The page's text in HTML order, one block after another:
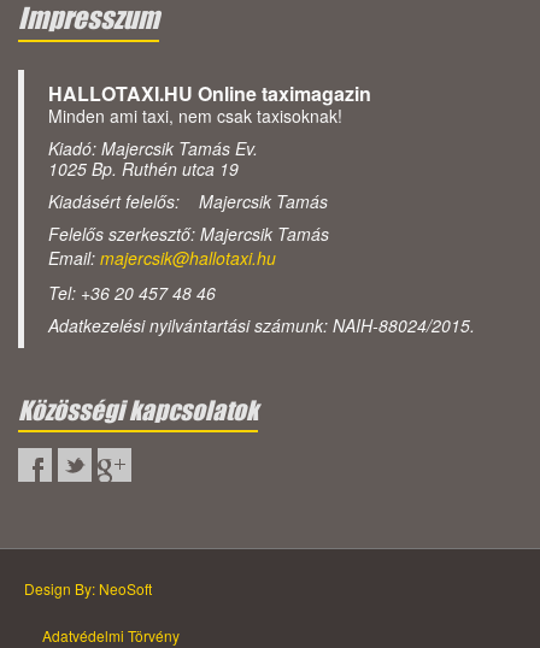
Impresszum
HALLOTAXI.HU Online taximagazin
Minden ami taxi, nem csak taxisoknak!
Kiadó: Majercsik Tamás Ev.
1025 Bp. Ruthén utca 19
Kiadásért felelős: Majercsik Tamás
Felelős szerkesztő: Majercsik Tamás
Email: majercsik@hallotaxi.hu
Tel: +36 20 457 48 46
Adatkezelési nyilvántartási számunk: NAIH-88024/2015.
Közösségi kapcsolatok
Design By: NeoSoft
Adatvédelmi Törvény